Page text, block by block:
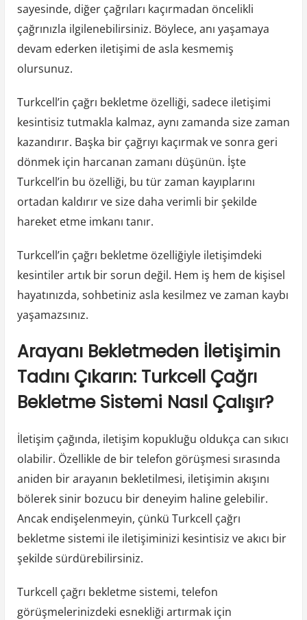
sayesinde, diğer çağrıları kaçırmadan öncelikli
çağrınızla ilgilenebilirsiniz. Böylece, anı yaşamaya
devam ederken iletişimi de asla kesmemiş
olursunuz.
Turkcell’in çağrı bekletme özelliği, sadece iletişimi
kesintisiz tutmakla kalmaz, aynı zamanda size zaman
kazandırır. Başka bir çağrıyı kaçırmak ve sonra geri
dönmek için harcanan zamanı düşünün. İşte
Turkcell’in bu özelliği, bu tür zaman kayıplarını
ortadan kaldırır ve size daha verimli bir şekilde
hareket etme imkanı tanır.
Turkcell’in çağrı bekletme özelliğiyle iletişimdeki
kesintiler artık bir sorun değil. Hem iş hem de kişisel
hayatınızda, sohbetiniz asla kesilmez ve zaman kaybı
yaşamazsınız.
Arayanı Bekletmeden İletişimin
Tadını Çıkarın: Turkcell Çağrı
Bekletme Sistemi Nasıl Çalışır?
İletişim çağında, iletişim kopukluğu oldukça can sıkıcı
olabilir. Özellikle de bir telefon görüşmesi sırasında
aniden bir arayanın bekletilmesi, iletişimin akışını
bölerek sinir bozucu bir deneyim haline gelebilir.
Ancak endişelenmeyin, çünkü Turkcell çağrı
bekletme sistemi ile iletişiminizi kesintisiz ve akıcı bir
şekilde sürdürebilirsiniz.
Turkcell çağrı bekletme sistemi, telefon
görüşmelerinizdeki esnekliği artırmak için